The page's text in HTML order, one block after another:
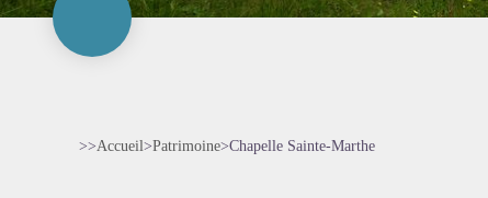
>>Accueil>Patrimoine>Chapelle Sainte-Marthe